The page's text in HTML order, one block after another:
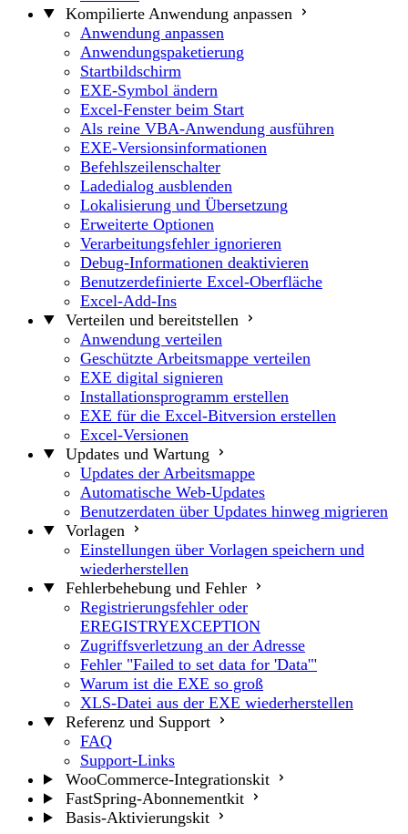
Kompilierte Anwendung anpassen
Anwendung anpassen
Anwendungspaketierung
Startbildschirm
EXE-Symbol ändern
Excel-Fenster beim Start
Als reine VBA-Anwendung ausführen
EXE-Versionsinformationen
Befehlszeilenschalter
Ladedialog ausblenden
Lokalisierung und Übersetzung
Erweiterte Optionen
Verarbeitungsfehler ignorieren
Debug-Informationen deaktivieren
Benutzerdefinierte Excel-Oberfläche
Excel-Add-Ins
Verteilen und bereitstellen
Anwendung verteilen
Geschützte Arbeitsmappe verteilen
EXE digital signieren
Installationsprogramm erstellen
EXE für die Excel-Bitversion erstellen
Excel-Versionen
Updates und Wartung
Updates der Arbeitsmappe
Automatische Web-Updates
Benutzerdaten über Updates hinweg migrieren
Vorlagen
Einstellungen über Vorlagen speichern und
wiederherstellen
Fehlerbehebung und Fehler
Registrierungsfehler oder
EREGISTRYEXCEPTION
Zugriffsverletzung an der Adresse
Fehler "Failed to set data for 'Data'"
Warum ist die EXE so groß
XLS-Datei aus der EXE wiederherstellen
Referenz und Support
FAQ
Support-Links
WooCommerce-Integrationskit
FastSpring-Abonnementkit
Basis-Aktivierungskit